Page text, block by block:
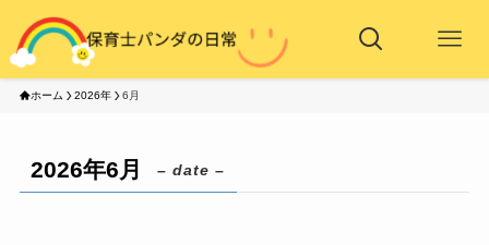
ホーム 2026年 6月
2026年6月 – date –